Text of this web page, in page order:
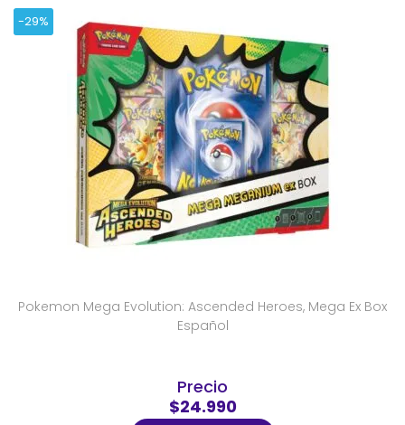
-29%
Pokemon Mega Evolution: Ascended Heroes, Mega Ex Box
Español
Precio
$24.990